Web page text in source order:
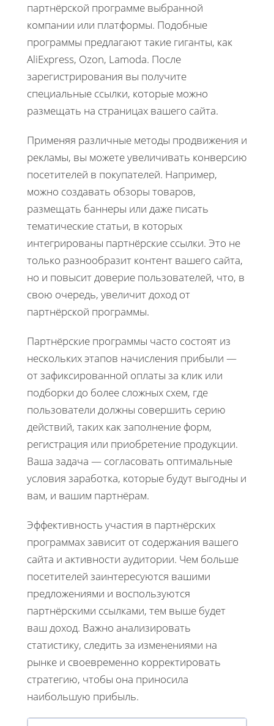
партнёрской программе выбранной
компании или платформы. Подобные
программы предлагают такие гиганты, как
AliExpress, Ozon, Lamoda. После
зарегистрирования вы получите
специальные ссылки, которые можно
размещать на страницах вашего сайта.
Применяя различные методы продвижения и
рекламы, вы можете увеличивать конверсию
посетителей в покупателей. Например,
можно создавать обзоры товаров,
размещать баннеры или даже писать
тематические статьи, в которых
интегрированы партнёрские ссылки. Это не
только разнообразит контент вашего сайта,
но и повысит доверие пользователей, что, в
свою очередь, увеличит доход от
партнёрской программы.
Партнёрские программы часто состоят из
нескольких этапов начисления прибыли —
от зафиксированной оплаты за клик или
подборки до более сложных схем, где
пользователи должны совершить серию
действий, таких как заполнение форм,
регистрация или приобретение продукции.
Ваша задача — согласовать оптимальные
условия заработка, которые будут выгодны и
вам, и вашим партнёрам.
Эффективность участия в партнёрских
программах зависит от содержания вашего
сайта и активности аудитории. Чем больше
посетителей заинтересуются вашими
предложениями и воспользуются
партнёрскими ссылками, тем выше будет
ваш доход. Важно анализировать
статистику, следить за изменениями на
рынке и своевременно корректировать
стратегию, чтобы она приносила
наибольшую прибыль.